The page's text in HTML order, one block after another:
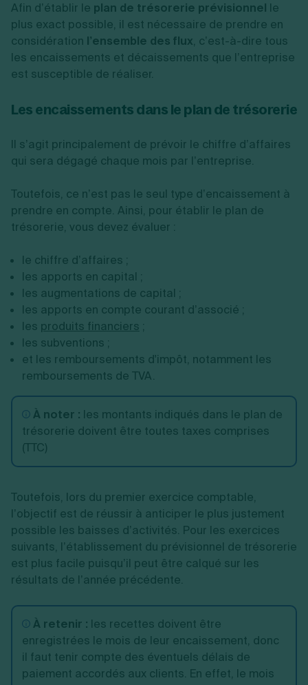
Afin d’établir le plan de trésorerie prévisionnel le
plus exact possible, il est nécessaire de prendre en
considération l’ensemble des flux, c’est-à-dire tous
les encaissements et décaissements que l’entreprise
est susceptible de réaliser.
Les encaissements dans le plan de trésorerie
Il s’agit principalement de prévoir le chiffre d’affaires
qui sera dégagé chaque mois par l’entreprise.
Toutefois, ce n’est pas le seul type d’encaissement à
prendre en compte. Ainsi, pour établir le plan de
trésorerie, vous devez évaluer :
le chiffre d’affaires ;
les apports en capital ;
les augmentations de capital ;
les apports en compte courant d’associé ;
les produits financiers ;
les subventions ;
et les remboursements d'impôt, notamment les
remboursements de TVA.
À noter : les montants indiqués dans le plan de
trésorerie doivent être toutes taxes comprises
(TTC)
Toutefois, lors du premier exercice comptable,
l’objectif est de réussir à anticiper le plus justement
possible les baisses d’activités. Pour les exercices
suivants, l’établissement du prévisionnel de trésorerie
est plus facile puisqu’il peut être calqué sur les
résultats de l’année précédente.
À retenir : les recettes doivent être
enregistrées le mois de leur encaissement, donc
il faut tenir compte des éventuels délais de
paiement accordés aux clients. En effet, le mois